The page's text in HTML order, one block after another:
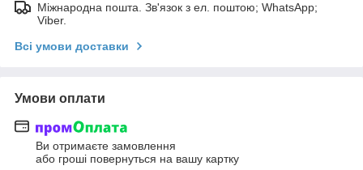
Міжнародна пошта. Зв'язок з ел. поштою; WhatsApp;
Viber.
Всі умови доставки
Умови оплати
Ви отримаєте замовлення
або гроші повернуться на вашу картку